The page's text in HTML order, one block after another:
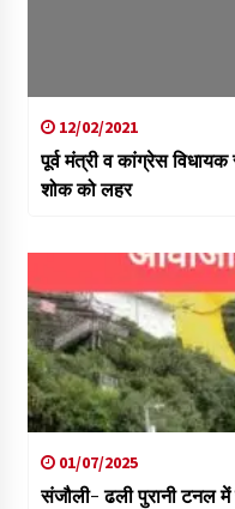
12/02/2021
पूर्व मंत्री व कांग्रेस
शोक को लहर
01/07/2025
संजौली- ढली पुरानी टनल